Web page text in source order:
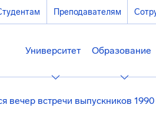
Преподавателям
Университет Образование
вечер встречи выпускников 1990